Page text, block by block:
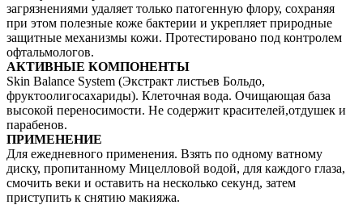
загрязнениями удаляет только патогенную флору, сохраняя
при этом полезные коже бактерии и укрепляет природные
защитные механизмы кожи. Протестировано под контролем
офтальмологов.
АКТИВНЫЕ КОМПОНЕНТЫ
Skin Balance System (Экстракт листьев Больдо,
фруктоолигосахариды). Клеточная вода. Очищающая база
высокой переносимости. Не содержит красителей,отдушек и
парабенов.
ПРИМЕНЕНИЕ
Для ежедневного применения. Взять по одному ватному
диску, пропитанному Мицелловой водой, для каждого глаза,
смочить веки и оставить на несколько секунд, затем
приступить к снятию макияжа.